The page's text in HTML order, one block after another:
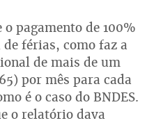
pagamento de 100%
férias, como faz a
de mais de um
por mês para cada
é o caso do BNDES.
o relatório dava